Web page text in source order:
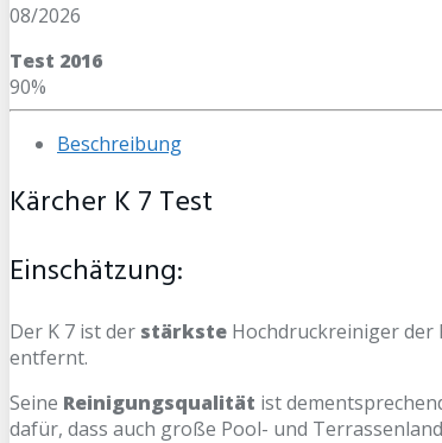
08/2026
Test 2016
90%
Beschreibung
Kärcher K 7 Test
Einschätzung:
Der K 7 ist der stärkste Hochdruckreiniger der
entfernt.
Seine Reinigungsqualität ist
dafür, dass auch große Pool- und